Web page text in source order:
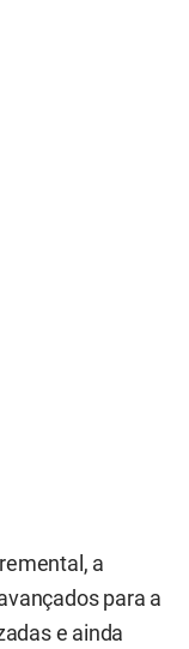
a
para a
e ainda